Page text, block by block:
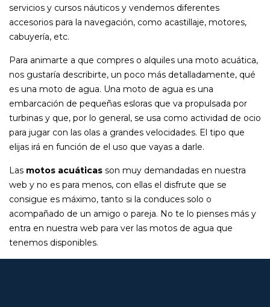
servicios y cursos náuticos y vendemos diferentes
accesorios para la navegación, como acastillaje, motores,
cabuyería, etc.
Para animarte a que compres o alquiles una moto acuática,
nos gustaría describirte, un poco más detalladamente, qué
es una moto de agua. Una moto de agua es una
embarcación de pequeñas esloras que va propulsada por
turbinas y que, por lo general, se usa como actividad de ocio
para jugar con las olas a grandes velocidades. El tipo que
elijas irá en función de el uso que vayas a darle.
Las motos acuáticas son muy demandadas en nuestra
web y no es para menos, con ellas el disfrute que se
consigue es máximo, tanto si la conduces solo o
acompañado de un amigo o pareja. No te lo pienses más y
entra en nuestra web para ver las motos de agua que
tenemos disponibles.